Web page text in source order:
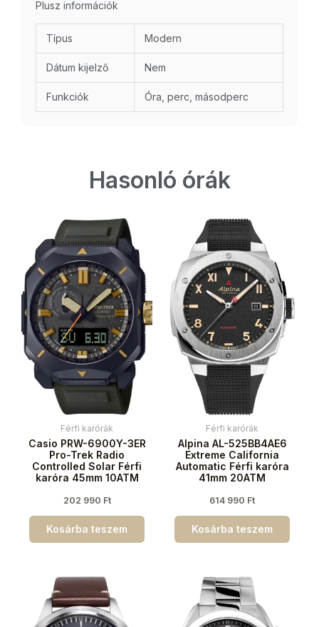
Plusz információk
Típus Modern
Dátum kijelző Nem
Funkciók Óra, perc, másodperc
Hasonló órák
Férfi karórák
Casio PRW-6900Y-3ER
Pro-Trek Radio
Controlled Solar Férfi
karóra 45mm 10ATM
202 990 Ft
Kosárba teszem
Férfi karórák
Alpina AL-525BB4AE6
Extreme California
Automatic Férfi karóra
41mm 20ATM
614 990 Ft
Kosárba teszem